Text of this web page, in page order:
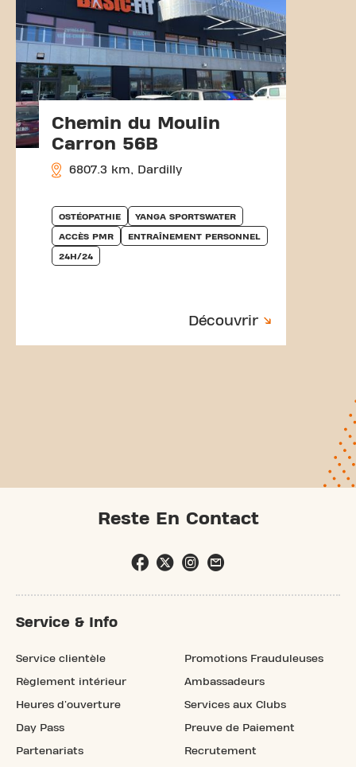
Chemin du Moulin
Carron 56B
6807.3 km, Dardilly
OSTÉOPATHIE YANGA SPORTSWATER
ACCÈS PMR ENTRAÎNEMENT PERSONNEL
24H/24
Découvrir
Reste En Contact
Service & Info
Service clientèle
Règlement intérieur
Heures d'ouverture
Day Pass
Partenariats
Promotions Frauduleuses
Ambassadeurs
Services aux Clubs
Preuve de Paiement
Recrutement